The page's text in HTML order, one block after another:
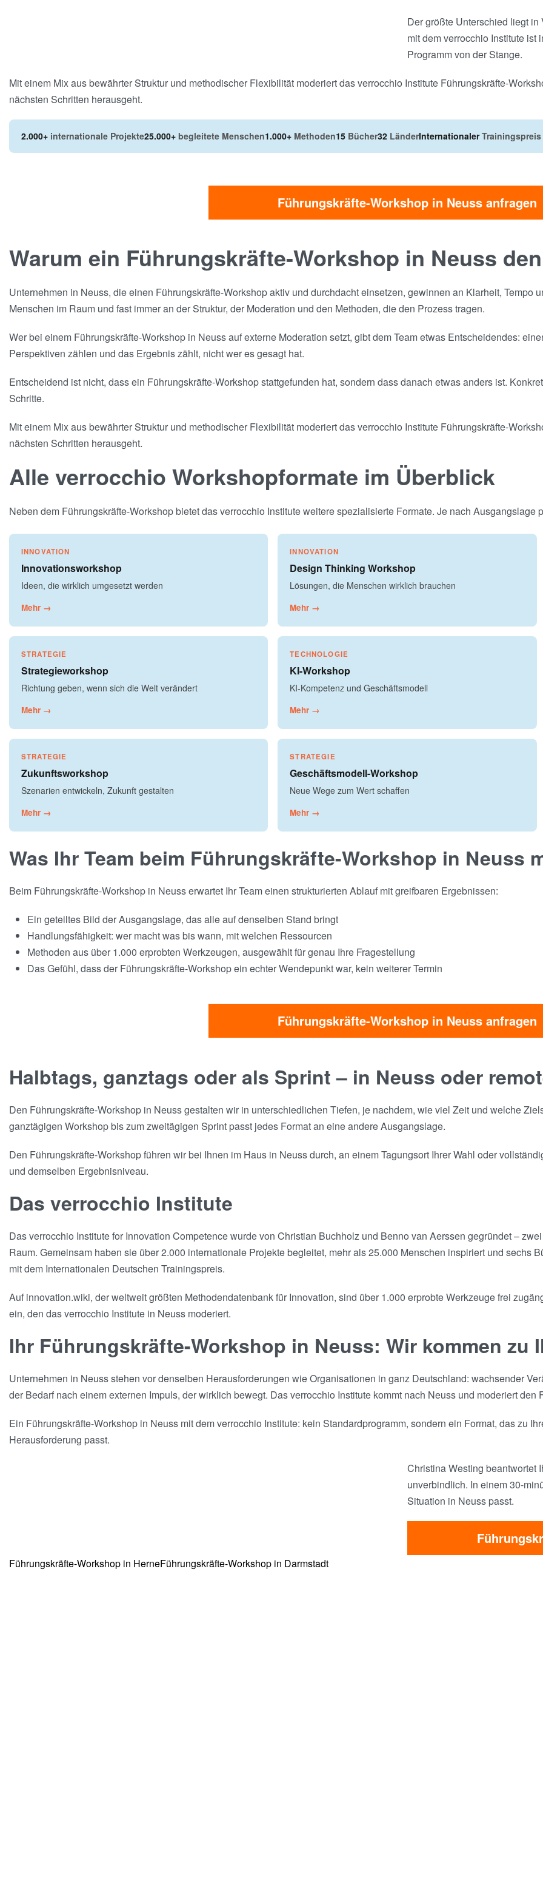
Der größte Unterschied liegt
mit dem verrocchio Institute ist
Programm von der Stange.
Mit einem Mix aus bewährter Struktur und methodischer Flexibilität moderiert das verrocchio Institute Führungskräfte-
nächsten Schritten herausgeht.
2.000+ internationale Projekte25.000+ begleitete Menschen1.000+ Methoden15 Bücher32 LänderInternationalerTrainingspreis
Führungskräfte-Workshop in Neuss anfragen
Warum ein Führungskräfte-Workshop in Neuss
Unternehmen in Neuss, die einen Führungskräfte-Workshop aktiv und durchdacht einsetzen, gewinnen an Klarheit, Tempo
Menschen im Raum und fast immer an der Struktur, der Moderation und den Methoden, die den Prozess tragen.
Wer bei einem Führungskräfte-Workshop in Neuss auf externe Moderation setzt, gibt dem Team etwas Entscheidendes:
Perspektiven zählen und das Ergebnis zählt, nicht wer es gesagt hat.
Entscheidend ist nicht, dass ein Führungskräfte-Workshop stattgefunden hat, sondern dass danach etwas anders ist.
Schritte.
Mit einem Mix aus bewährter Struktur und methodischer Flexibilität moderiert das verrocchio Institute Führungskräfte-
nächsten Schritten herausgeht.
Alle verrocchio Workshopformate im Überblick
Neben dem Führungskräfte-Workshop bietet das verrocchio Institute weitere spezialisierte Formate. Je nach Ausgangslage
INNOVATION
Innovationsworkshop
Ideen, die wirklich umgesetzt werden
Mehr →
INNOVATION
Design Thinking Workshop
Lösungen, die Menschen wirklich brauchen
Mehr →
STRATEGIE
Strategieworkshop
Richtung geben, wenn sich die Welt verändert
Mehr →
TECHNOLOGIE
KI-Workshop
KI-Kompetenz und Geschäftsmodell
Mehr →
STRATEGIE
Zukunftsworkshop
Szenarien entwickeln, Zukunft gestalten
Mehr →
STRATEGIE
Geschäftsmodell-Workshop
Neue Wege zum Wert schaffen
Mehr →
Was Ihr Team beim Führungskräfte-Workshop in Neuss
Beim Führungskräfte-Workshop in Neuss erwartet Ihr Team einen strukturierten Ablauf mit greifbaren Ergebnissen:
Ein geteiltes Bild der Ausgangslage, das alle auf denselben Stand bringt
Handlungsfähigkeit: wer macht was bis wann, mit welchen Ressourcen
Methoden aus über 1.000 erprobten Werkzeugen, ausgewählt für genau Ihre Fragestellung
Das Gefühl, dass der Führungskräfte-Workshop ein echter Wendepunkt war, kein weiterer Termin
Führungskräfte-Workshop in Neuss anfragen
Halbtags, ganztags oder als Sprint – in Neuss oder
Den Führungskräfte-Workshop in Neuss gestalten wir in unterschiedlichen Tiefen, je nachdem, wie viel Zeit und welche
ganztägigen Workshop bis zum zweitägigen Sprint passt jedes Format an eine andere Ausgangslage.
Den Führungskräfte-Workshop führen wir bei Ihnen im Haus in Neuss durch, an einem Tagungsort Ihrer Wahl oder
und demselben Ergebnisniveau.
Das verrocchio Institute
Das verrocchio Institute for Innovation Competence wurde von Christian Buchholz und Benno van Aerssen gegründet –
Raum. Gemeinsam haben sie über 2.000 internationale Projekte begleitet, mehr als 25.000 Menschen inspiriert und sechs
mit dem Internationalen Deutschen Trainingspreis.
Auf innovation.wiki, der weltweit größten Methodendatenbank für Innovation, sind über 1.000 erprobte Werkzeuge frei
ein, den das verrocchio Institute in Neuss moderiert.
Ihr Führungskräfte-Workshop in Neuss: Wir kommen zu
Unternehmen in Neuss stehen vor denselben Herausforderungen wie Organisationen in ganz Deutschland: wachsender
der Bedarf nach einem externen Impuls, der wirklich bewegt. Das verrocchio Institute kommt nach Neuss und moderiert
Ein Führungskräfte-Workshop in Neuss mit dem verrocchio Institute: kein Standardprogramm, sondern ein Format, das zu
Herausforderung passt.
Christina Westing beantwortet
unverbindlich. In einem 30-
Situation in Neuss passt.
Führungskräfte-Workshop in HerneFührungskräfte-Workshop in Darmstadt